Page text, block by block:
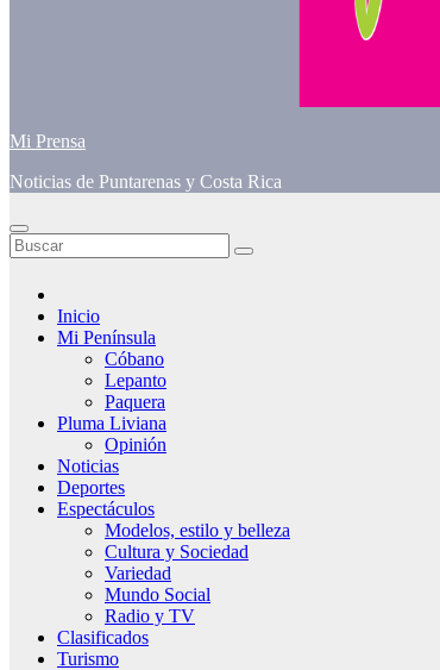
Mi Prensa
Noticias de Puntarenas y Costa Rica
Inicio
Mi Península
Cóbano
Lepanto
Paquera
Pluma Liviana
Opinión
Noticias
Deportes
Espectáculos
Modelos, estilo y belleza
Cultura y Sociedad
Variedad
Mundo Social
Radio y TV
Clasificados
Turismo